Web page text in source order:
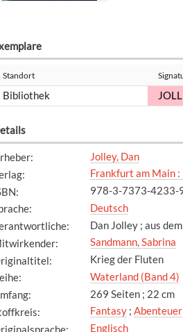
Standort
Bibliothek
:
Jolley, Dan
:
Frankfurt am Main :
:
978-3-7373-4233-
:
Deutsch
:
Dan Jolley ; aus
:
Sandmann, Sabrina
:
Krieg der Fluten
:
Waterland (Band 4)
:
269 Seiten ; 22 cm
: Fantasy; Abenteuer
: Englisch